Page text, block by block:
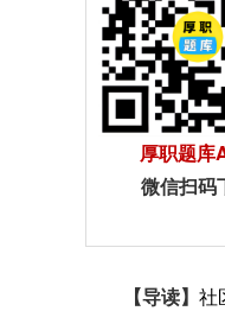
厚职题库
微信扫码
【导读】 社